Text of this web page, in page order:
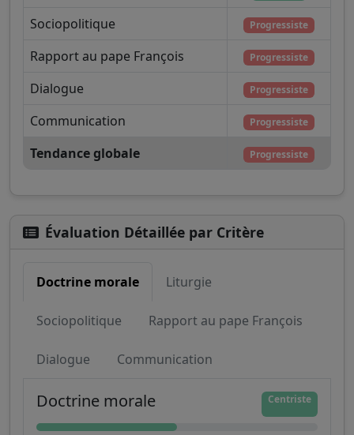
Sociopolitique
Progressiste
Rapport au pape François Progressiste
Dialogue Progressiste
Communication Progressiste
Tendance globale Progressiste
Évaluation Détaillée par Critère
Doctrine morale Liturgie
Sociopolitique Rapport au pape François
Dialogue Communication
Doctrine morale Centriste